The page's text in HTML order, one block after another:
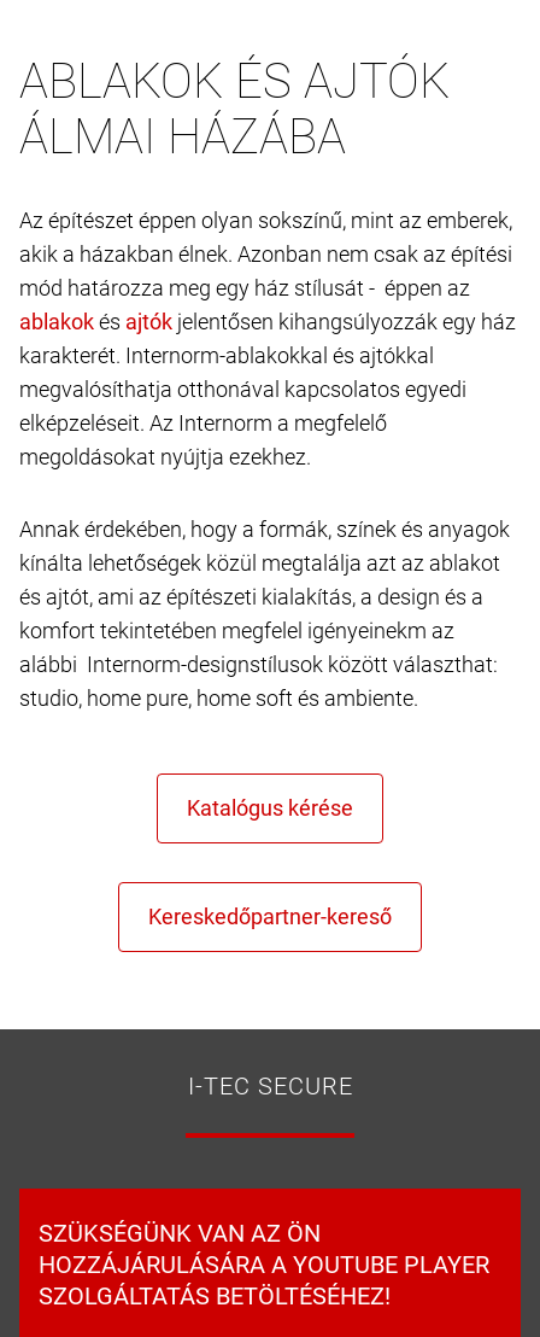
ABLAKOK ÉS AJTÓK
ÁLMAI HÁZÁBA
Az építészet éppen olyan sokszínű, mint az emberek,
akik a házakban élnek. Azonban nem csak az építési
mód határozza meg egy ház stílusát - éppen az
és
jelentősen kihangsúlyozzák egy ház
karakterét. Internorm-ablakokkal és ajtókkal
megvalósíthatja otthonával kapcsolatos egyedi
elképzeléseit. Az Internorm a megfelelő
megoldásokat nyújtja ezekhez.
Annak érdekében, hogy a formák, színek és anyagok
kínálta lehetőségek közül megtalálja azt az ablakot
és ajtót, ami az építészeti kialakítás, a design és a
komfort tekintetében megfelel igényeinekm az
alábbi Internorm-designstílusok között választhat:
studio, home pure, home soft és ambiente.
I-TEC SECURE
SZÜKSÉGÜNK VAN AZ ÖN
HOZZÁJÁRULÁSÁRA A YOUTUBE PLAYER
SZOLGÁLTATÁS BETÖLTÉSÉHEZ!